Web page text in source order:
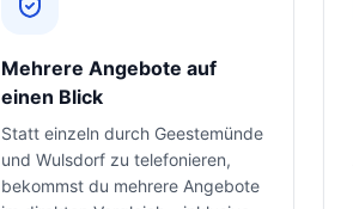
Mehrere Angebote auf
einen Blick
Statt einzeln durch Geestemünde
und Wulsdorf zu telefonieren,
bekommst du mehrere Angebote